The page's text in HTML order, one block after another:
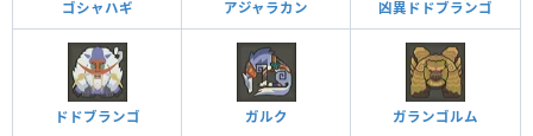
ゴシャハギ アジャラカン 凶異ドドブランゴ
ドドブランゴ ガルク ガランゴルム